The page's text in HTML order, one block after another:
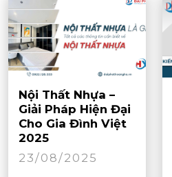
Nội Thất Nhựa –
Giải Pháp Hiện Đại
Cho Gia Đình Việt
2025
23/08/2025